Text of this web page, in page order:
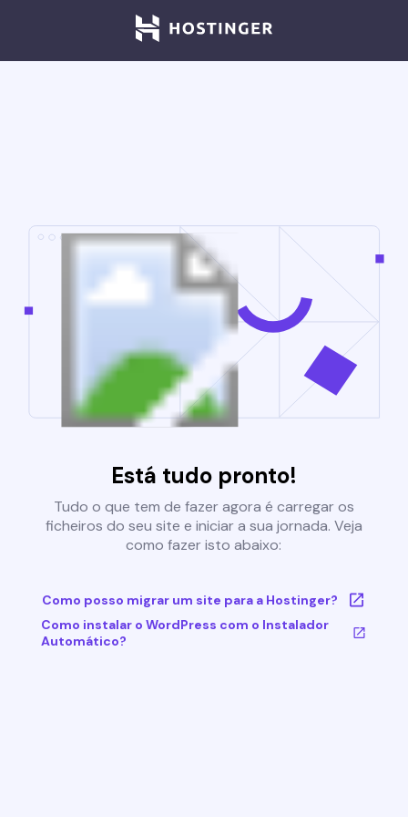
Está tudo pronto!
Tudo o que tem de fazer agora é carregar os
ficheiros do seu site e iniciar a sua jornada. Veja
como fazer isto abaixo:
Como posso migrar um site para a Hostinger?
Como instalar o WordPress com o Instalador
Automático?